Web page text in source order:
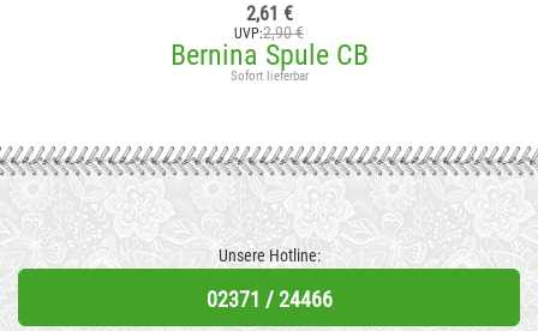
2,61 €
UVP:2,90 €
Bernina Spule CB
Sofort lieferbar
Unsere Hotline:
02371 / 24466